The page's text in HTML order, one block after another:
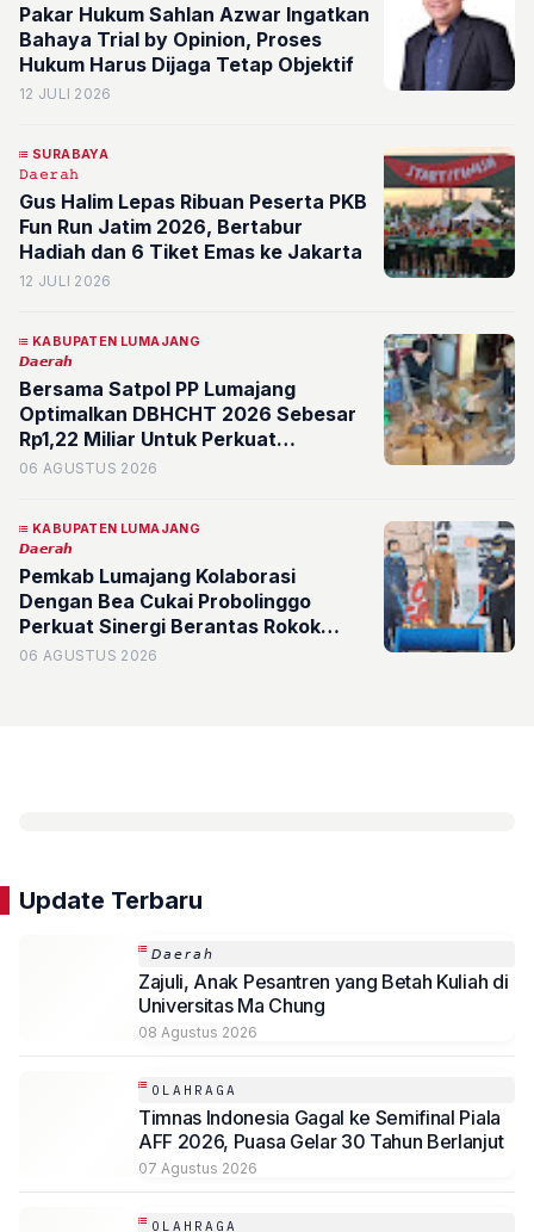
Pakar Hukum Sahlan Azwar Ingatkan
Bahaya Trial by Opinion, Proses
Hukum Harus Dijaga Tetap Objektif
12 JULI 2026
SURABAYA
𝙳𝚊𝚎𝚛𝚊𝚑
Gus Halim Lepas Ribuan Peserta PKB
Fun Run Jatim 2026, Bertabur
Hadiah dan 6 Tiket Emas ke Jakarta
12 JULI 2026
KABUPATEN LUMAJANG
𝘿𝙖𝙚𝙧𝙖𝙝
Bersama Satpol PP Lumajang
Optimalkan DBHCHT 2026 Sebesar
Rp1,22 Miliar Untuk Perkuat
Penegakan Hukum dan Berantas
06 AGUSTUS 2026
KABUPATEN LUMAJANG
𝘿𝙖𝙚𝙧𝙖𝙝
Pemkab Lumajang Kolaborasi
Dengan Bea Cukai Probolinggo
Perkuat Sinergi Berantas Rokok
Ilegal, DBHCHT Dimaksimalkan
06 AGUSTUS 2026
Update Terbaru
𝘋𝘢𝘦𝘳𝘢𝘩
Zajuli, Anak Pesantren yang Betah Kuliah di
Universitas Ma Chung
08 Agustus 2026
OLAHRAGA
Timnas Indonesia Gagal ke Semifinal Piala
AFF 2026, Puasa Gelar 30 Tahun Berlanjut
07 Agustus 2026
OLAHRAGA